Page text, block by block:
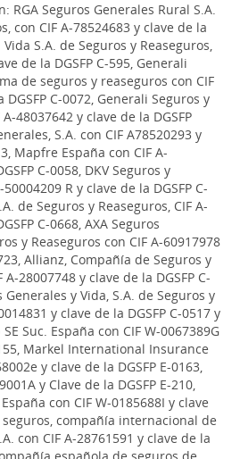
RGA Seguros Generales Rural S.A.
con CIF A-78524683 y clave de la
Vida S.A. de Seguros y Reaseguros,
de la DGSFP C-595, Generali
de seguros y reaseguros con CIF
C-0072, Generali Seguros y
48037642 y clave de la DGSFP
S.A. con CIF A78520293 y
Mapfre España con CIF A-
C-0058, DKV Seguros y
R y clave de la DGSFP C-
de Seguros y Reaseguros, CIF A-
C-0668, AXA Seguros
y Reaseguros con CIF A-60917978
Allianz, Compañía de Seguros y
A-28007748 y clave de la DGSFP C-
y Vida, S.A. de Seguros y
y clave de la DGSFP C-0517 y
Suc. España con CIF W-0067389G
Markel International Insurance
y clave de la DGSFP E-0163,
y Clave de la DGSFP E-210,
con CIF W-0185688I y clave
seguros, compañía internacional de
con CIF A-28761591 y clave de la